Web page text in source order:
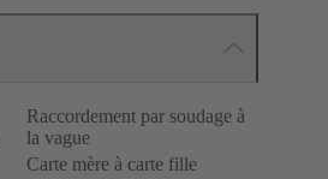
Raccordement par soudage à
la vague
Carte mère à carte fille